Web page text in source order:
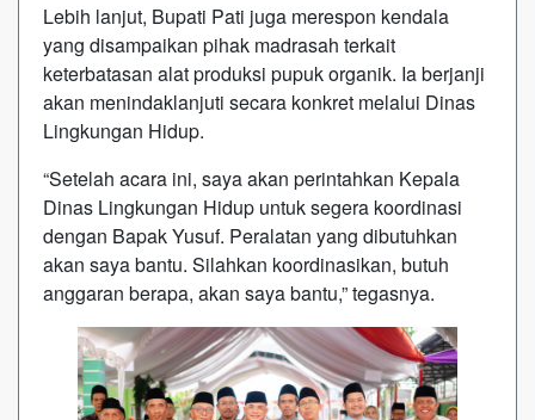
Lebih lanjut, Bupati Pati juga merespon kendala
yang disampaikan pihak madrasah terkait
keterbatasan alat produksi pupuk organik. Ia berjanji
akan menindaklanjuti secara konkret melalui Dinas
Lingkungan Hidup.
“Setelah acara ini, saya akan perintahkan Kepala
Dinas Lingkungan Hidup untuk segera koordinasi
dengan Bapak Yusuf. Peralatan yang dibutuhkan
akan saya bantu. Silahkan koordinasikan, butuh
anggaran berapa, akan saya bantu,” tegasnya.